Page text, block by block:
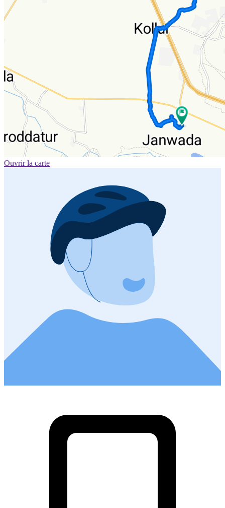
Ouvrir la carte